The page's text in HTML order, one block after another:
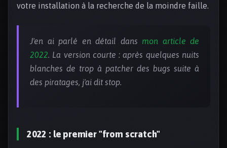
votre installation à la recherche de la moindre faille.
J'en ai parlé en détail dans mon article de
2022. La version courte : après quelques nuits
blanches de trop à patcher des bugs suite à
des piratages, j'ai dit stop.
2022 : le premier "from scratch"